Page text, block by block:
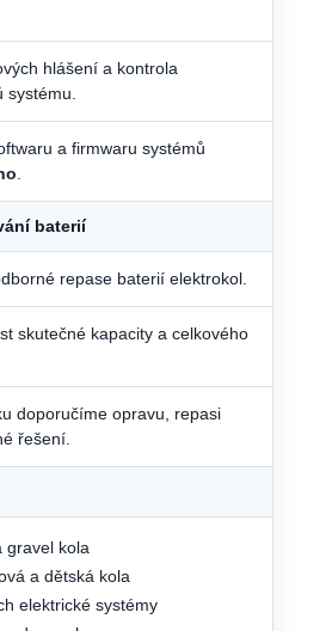
hlášení a kontrola
systému.
a firmwaru systémů
.
baterií
repase baterií elektrokol.
skutečné kapacity a celkového
doporučíme opravu, repasi
řešení.
gravel kola
a dětská kola
elektrické systémy